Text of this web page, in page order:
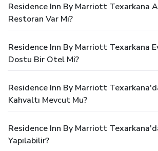
Residence Inn By Marriott Texarkana
Restoran Var Mı?
Residence Inn By Marriott Texarkana
Dostu Bir Otel Mi?
Residence Inn By Marriott
Kahvaltı Mevcut Mu?
Residence Inn By Marriott
Yapılabilir?